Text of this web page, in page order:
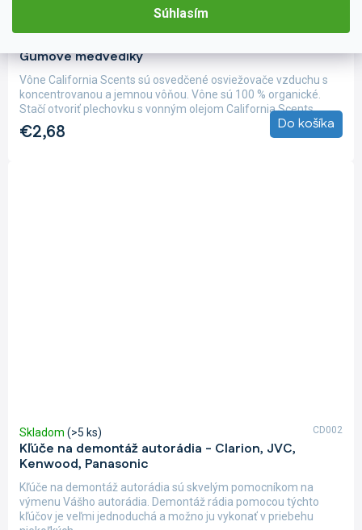
Súhlasím
Gumové medvedíky
€2,68 Do košíka
Vône California Scents sú osvedčené osviežovače vzduchu s
koncentrovanou a jemnou vôňou. Vône sú 100 % organické.
Stačí otvoriť plechovku s vonným olejom California Scents,...
Kľúče na demontáž autorádia - Clarion, JVC,
Kenwood, Panasonic
Skladom (>5 ks)
Kľúče na demontáž autorádia sú skvelým pomocníkom na
výmenu Vášho autorádia. Demontáž rádia pomocou týchto
kľúčov je veľmi jednoduchá a možno ju vykonať v priebehu
CD002